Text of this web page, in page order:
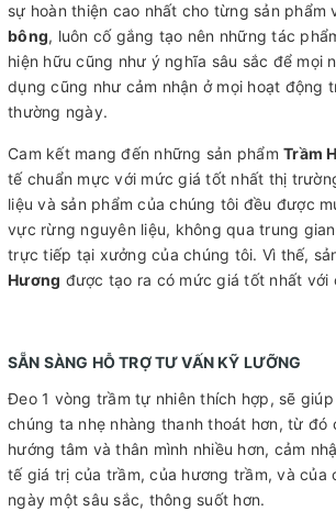
sự hoàn thiện cao nhất cho từng sản phẩm
bông, luôn cố gắng tạo nên những tác
hiện hữu cũng như ý nghĩa sâu sắc để mọi
dụng cũng như cảm nhận ở mọi hoạt động
thường ngày.
Cam kết mang đến những sản phẩm Trầm
tế chuẩn mực với mức giá tốt nhất thị
liệu và sản phẩm của chúng tôi đều được
vực rừng nguyên liệu, không qua trung
trực tiếp tại xưởng của chúng tôi. Vì thế,
Hương được tạo ra có mức giá tốt nhất với
SẴN SÀNG HỖ TRỢ TƯ VẤN KỸ LƯỠNG
Đeo 1 vòng trầm tự nhiên thích hợp, sẽ
chúng ta nhẹ nhàng thanh thoát hơn, từ đó
hướng tâm và thân mình nhiều hơn, cảm
tế giá trị của trầm, của hương trầm, và của
ngày một sâu sắc, thông suốt hơn.